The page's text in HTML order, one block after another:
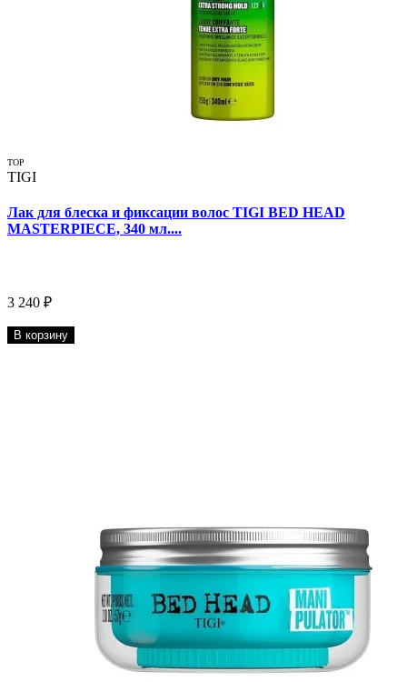
TOP
TIGI
Лак для блеска и фиксации волос TIGI BED HEAD
MASTERPIECE, 340 мл....
3 240 ₽
В корзину